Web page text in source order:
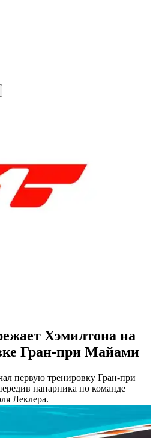
Хэмилтона на
Гран-при Майами
первую тренировку Гран-при
напарника по команде
Леклера.